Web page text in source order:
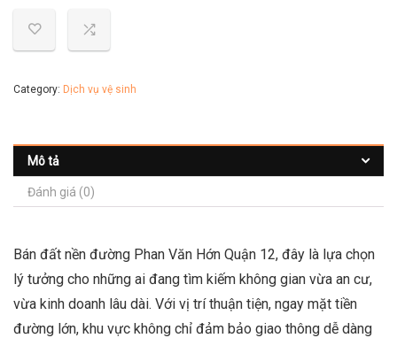
Category: Dịch vụ vệ sinh
Mô tả
Đánh giá (0)
Bán đất nền đường Phan Văn Hớn Quận 12, đây là lựa chọn
lý tưởng cho những ai đang tìm kiếm không gian vừa an cư,
vừa kinh doanh lâu dài. Với vị trí thuận tiện, ngay mặt tiền
đường lớn, khu vực không chỉ đảm bảo giao thông dễ dàng